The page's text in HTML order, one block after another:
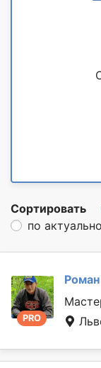
Сортировать
по
PRO